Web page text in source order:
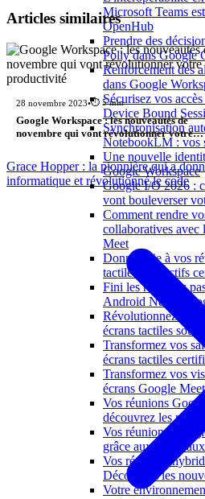
Microsoft Teams
OpenHub
Prendre des
Polly dans Google
Renforcement des
dans Google
Sécurisez vos
Device Bound
Synchronisation
NotebookLM : vos
Une nouvelle
Google Workspace
Google I/O 2026 :
vont bouleverser
Comment rendre
collaboratives avec
Meet
Donnez vie à vos
tactiles interactifs
Fini les réunions
Android Neat et
Révolutionnez vos
écrans tactiles
Transformez vos
écrans tactiles
Transformez vos
écrans Google
Vos réunions
découvrez les
Vos réunions
grâce aux
Vos réunions
Découvrez les
Votre
Articles similaires
28 novembre 2023•⏱️ 5 min
Google Workspace : les nouveautés de
novembre qui vont révolutionner votre
Grace Hopper : la pionnière qui a
informatique et révolutionné le code